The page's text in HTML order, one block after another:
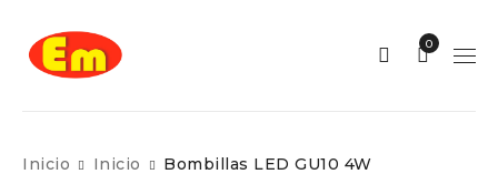
0
Inicio Inicio Bombillas LED GU10 4W